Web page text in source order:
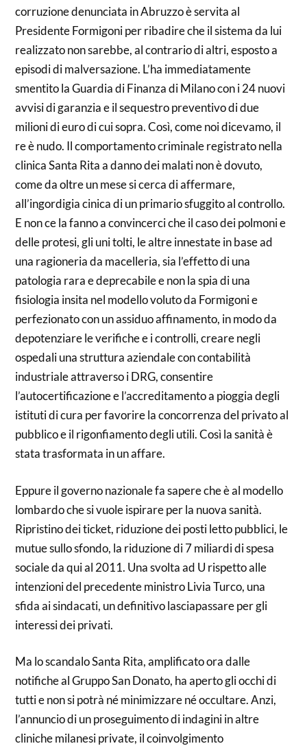
corruzione denunciata in Abruzzo è servita al
Presidente Formigoni per ribadire che il sistema da lui
realizzato non sarebbe, al contrario di altri, esposto a
episodi di malversazione. L’ha immediatamente
smentito la Guardia di Finanza di Milano con i 24 nuovi
avvisi di garanzia e il sequestro preventivo di due
milioni di euro di cui sopra. Così, come noi dicevamo, il
re è nudo. Il comportamento criminale registrato nella
clinica Santa Rita a danno dei malati non è dovuto,
come da oltre un mese si cerca di affermare,
all’ingordigia cinica di un primario sfuggito al controllo.
E non ce la fanno a convincerci che il caso dei polmoni e
delle protesi, gli uni tolti, le altre innestate in base ad
una ragioneria da macelleria, sia l’effetto di una
patologia rara e deprecabile e non la spia di una
fisiologia insita nel modello voluto da Formigoni e
perfezionato con un assiduo affinamento, in modo da
depotenziare le verifiche e i controlli, creare negli
ospedali una struttura aziendale con contabilità
industriale attraverso i DRG, consentire
l’autocertificazione e l’accreditamento a pioggia degli
istituti di cura per favorire la concorrenza del privato al
pubblico e il rigonfiamento degli utili. Così la sanità è
stata trasformata in un affare.
Eppure il governo nazionale fa sapere che è al modello
lombardo che si vuole ispirare per la nuova sanità.
Ripristino dei ticket, riduzione dei posti letto pubblici, le
mutue sullo sfondo, la riduzione di 7 miliardi di spesa
sociale da qui al 2011. Una svolta ad U rispetto alle
intenzioni del precedente ministro Livia Turco, una
sfida ai sindacati, un definitivo lasciapassare per gli
interessi dei privati.
Ma lo scandalo Santa Rita, amplificato ora dalle
notifiche al Gruppo San Donato, ha aperto gli occhi di
tutti e non si potrà né minimizzare né occultare. Anzi,
l’annuncio di un proseguimento di indagini in altre
cliniche milanesi private, il coinvolgimento